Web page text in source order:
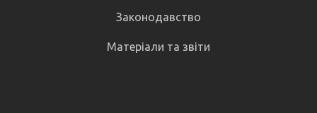
Законодавство
Матеріали та звіти